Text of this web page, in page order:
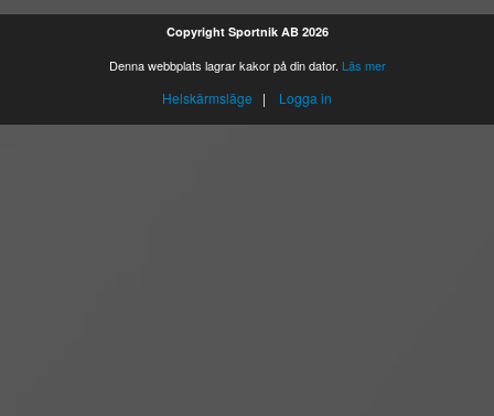
Copyright Sportnik AB 2026
Denna webbplats lagrar kakor på din dator. Läs mer
Helskärmsläge | Logga in